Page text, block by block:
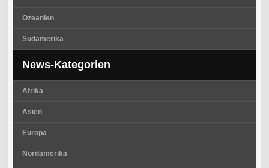
Ozeanien
Südamerika
News-Kategorien
Afrika
Asien
Europa
Nordamerika